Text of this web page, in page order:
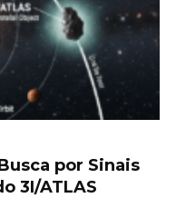
por Sinais
3I/ATLAS